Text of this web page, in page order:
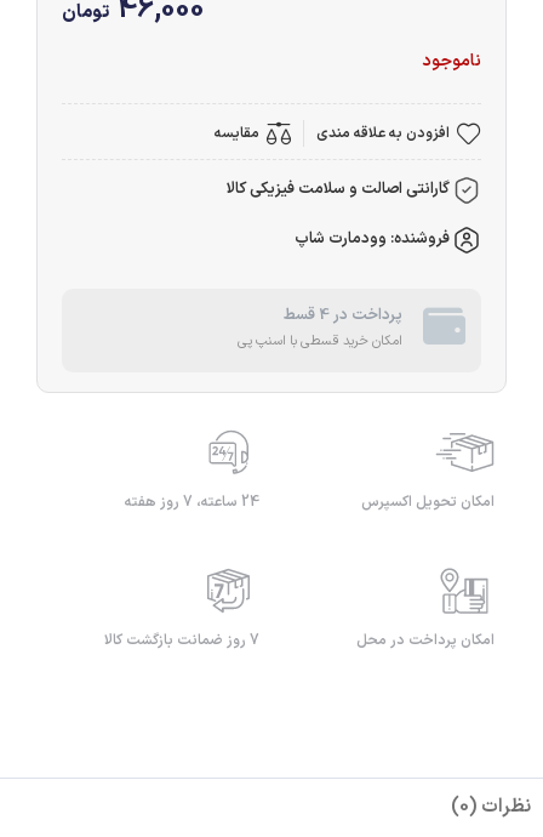
46,000 تومان
ناموجود
افزودن به علاقه مندی مقایسه
گارانتی اصالت و سلامت فیزیکی کالا
فروشنده: وودمارت شاپ
پرداخت در 4 قسط
امکان خرید قسطی با اسنپ پی
امکان تحویل اکسپرس 24 ساعته، 7 روز هفته
امکان پرداخت در محل 7 روز ضمانت بازگشت کالا
نظرات (0)